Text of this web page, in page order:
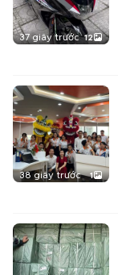
37 giây trước 12
38 giây trước 1